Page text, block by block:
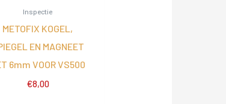
Inspectie
METOFIX KOGEL,
EN MAGNEET
6mm VOOR VS500
€8,00